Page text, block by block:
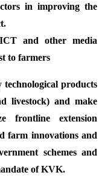
in improving the
and other media
to farmers
products
livestock) and make
frontline extension
farm innovations and
schemes and
of KVK.